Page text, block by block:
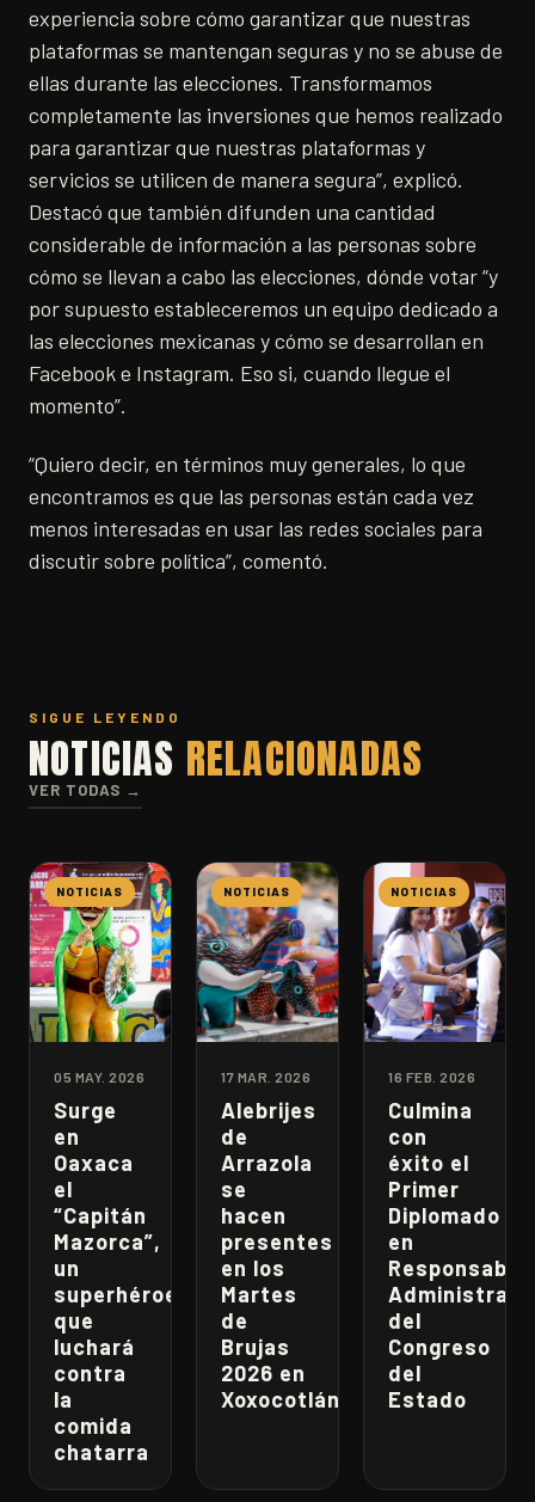
experiencia sobre cómo garantizar que nuestras
plataformas se mantengan seguras y no se abuse de
ellas durante las elecciones. Transformamos
completamente las inversiones que hemos realizado
para garantizar que nuestras plataformas y
servicios se utilicen de manera segura”, explicó.
Destacó que también difunden una cantidad
considerable de información a las personas sobre
cómo se llevan a cabo las elecciones, dónde votar “y
por supuesto estableceremos un equipo dedicado a
las elecciones mexicanas y cómo se desarrollan en
Facebook e Instagram. Eso si, cuando llegue el
momento”.
“Quiero decir, en términos muy generales, lo que
encontramos es que las personas están cada vez
menos interesadas en usar las redes sociales para
discutir sobre política”, comentó.
SIGUE LEYENDO
NOTICIAS RELACIONADAS
VER TODAS →
NOTICIAS
05 MAY. 2026
Surge
en
Oaxaca
el
“Capitán
Mazorca”,
un
superhéroe
que
luchará
contra
la
comida
chatarra
NOTICIAS
17 MAR. 2026
Alebrijes
de
Arrazola
se
hacen
presentes
en los
Martes
de
Brujas
2026 en
Xoxocotlán
NOTICIAS
16 FEB. 2026
Culmina
con
éxito el
Primer
Diplomado
en
del
Congreso
del
Estado